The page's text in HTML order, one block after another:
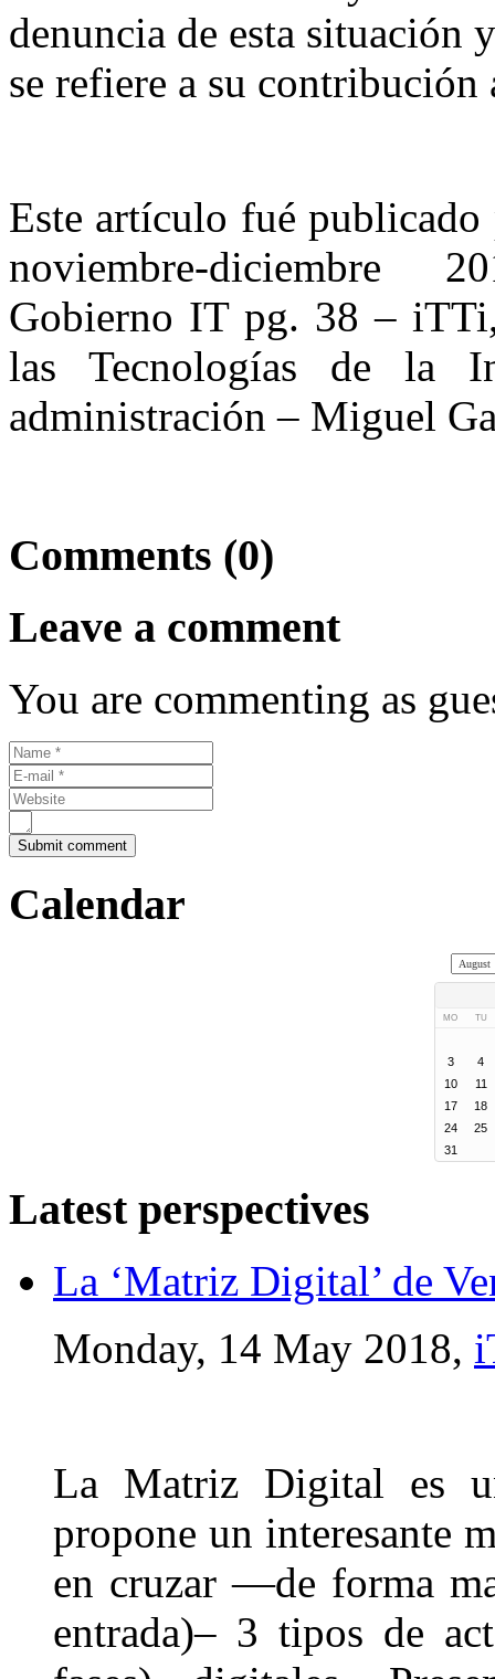
denuncia de esta situación
se refiere a su
Este artículo fué
noviembre-diciembre
Gobierno IT pg. 38 –
las Tecnologías de la
administración – Miguel
Comments (0)
Leave a comment
You are commenting as
Calendar
MO TU
3
4
10
11
17
18
24
25
31
Latest perspectives
La ‘Matriz Digital’ de
Monday, 14 May 2018,
La Matriz Digital es
propone un interesante
en cruzar —de forma
entrada)– 3 tipos de